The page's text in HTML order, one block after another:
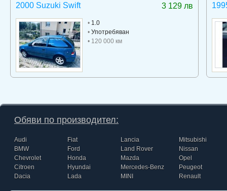
3 129 лв
2000 Suzuki Swift
• 1.0
• Употребяван
• 120 000 км
Обяви по производител:
Audi
BMW
Chevrolet
Citroen
Dacia
Fiat
Ford
Honda
Hyundai
Lada
Lancia
Land Rover
Mazda
Mercedes-Benz
MINI
Mitsubishi
Nissan
Opel
Peugeot
Renault